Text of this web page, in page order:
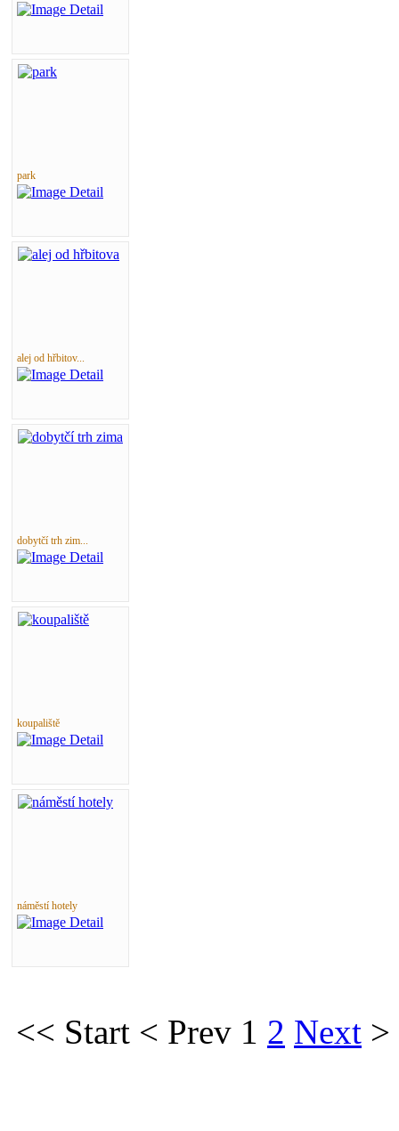
park
alej od hřbitov...
dobytčí trh zim...
koupaliště
náměstí hotely
<< Start < Prev 1 2 Next >